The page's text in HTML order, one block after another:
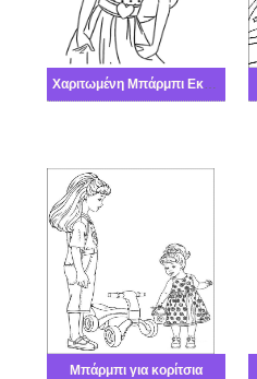
Χαριτωμένη Μπάρμπι Εκτυπώσιμη
Μπάρμπι για κορίτσια